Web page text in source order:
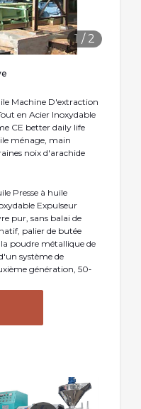
1 / 2
Machine D'extraction
en Acier Inoxydable
CE better daily life
ménage, main
noix d'arachide
Presse à huile
Expulseur
pur, sans balai de
palier de butée
poudre métallique de
système de
génération, 50‑